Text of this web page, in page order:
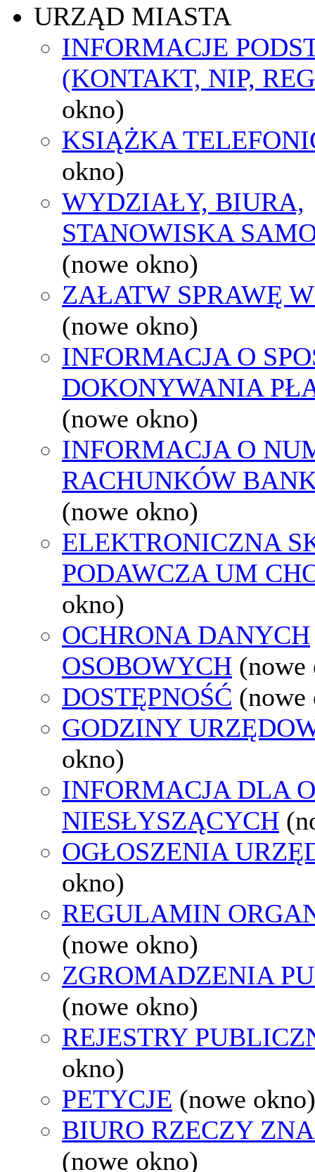
URZĄD MIASTA
INFORMACJE
(KONTAKT, NIP,
okno)
KSIĄŻKA
okno)
WYDZIAŁY, BIURA,
STANOWISKA
(nowe okno)
ZAŁATW SPRAWĘ
(nowe okno)
INFORMACJA O
DOKONYWANIA
(nowe okno)
INFORMACJA O
RACHUNKÓW
(nowe okno)
ELEKTRONICZNA
PODAWCZA UM
okno)
OCHRONA DANYCH
OSOBOWYCH (nowe
DOSTĘPNOŚĆ (nowe
GODZINY
okno)
INFORMACJA DLA
NIESŁYSZĄCYCH
OGŁOSZENIA
okno)
REGULAMIN
(nowe okno)
ZGROMADZENIA
(nowe okno)
REJESTRY
okno)
PETYCJE (nowe okno)
BIURO RZECZY
(nowe okno)